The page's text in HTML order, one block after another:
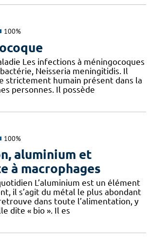
100%
Les infections à méningocoques
Neisseria meningitidis. Il
strictement humain présent dans la
personnes. Il possède
100%
aluminium et
à macrophages
L’aluminium est un élément
il s’agit du métal le plus abondant
dans toute l’alimentation, y
dite « bio ». Il es